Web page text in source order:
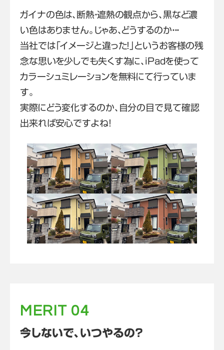
ガイナの色は、断熱・遮熱の観点から、黒など濃
い色はありません。じゃあ、どうするのか・・・
当社では「イメージと違った！」というお客様の残
念な思いを少しでも失くす為に、iPadを使って
カラーシュミレーションを無料にて行っていま
す。
実際にどう変化するのか、自分の目で見て確認
出来れば安心ですよね！
MERIT 04
今しないで、いつやるの？